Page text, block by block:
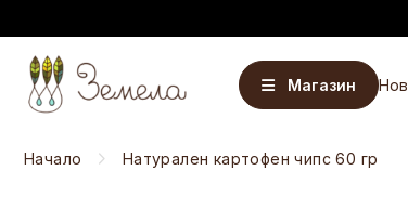
Магазин
Начало Натурален картофен чипс 60 гр